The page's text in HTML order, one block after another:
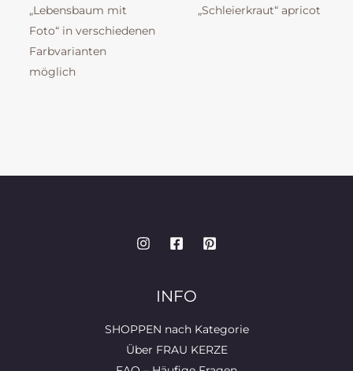
„Lebensbaum mit
Foto“ in verschiedenen
Farbvarianten
möglich
„Schleierkraut“ apricot
INFO
SHOPPEN nach Kategorie
Über FRAU KERZE